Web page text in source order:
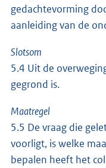
gedachtevorming
aanleiding van de
Slotsom
5.4 Uit de
gegrond is.
Maatregel
5.5 De vraag die
voorligt, is welke
bepalen heeft het